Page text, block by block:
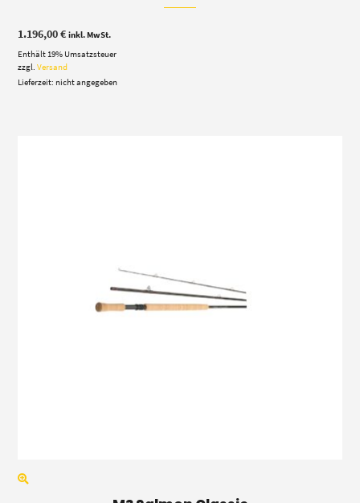
1.196,00€ inkl. MwSt.
Enthält 19% Umsatzsteuer
zzgl.Versand
Lieferzeit: nicht angegeben